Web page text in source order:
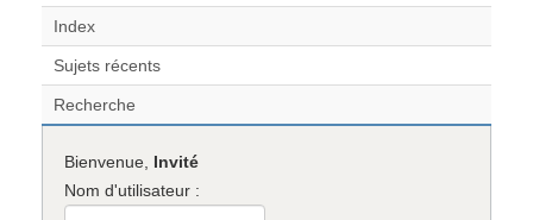
Index
Sujets récents
Recherche
Bienvenue, Invité
Nom d'utilisateur :